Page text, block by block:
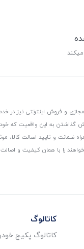
و فروش اینترنتی نیز در
گذاشتن به این واقعیت که
ضمانت و تایید اصالت
را با همان کیفیت و اصالت
کاتالوگ
کاتالوگ پکیج